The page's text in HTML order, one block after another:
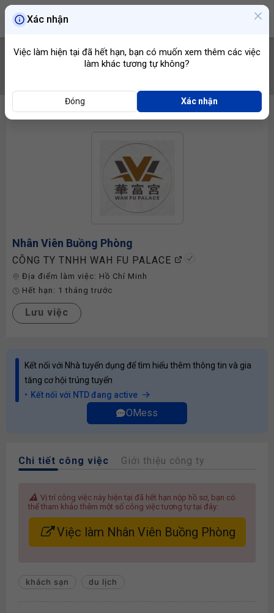
Nhân Viên Buồng Phòng
CÔNG TY TNHH WAH FU PALACE
Địa điểm làm việc: Hồ Chí Minh
Hết hạn: 1 tháng trước
Lưu việc
Kết nối với Nhà tuyển dụng để tìm hiểu thêm thông tin và gia
tăng cơ hội trúng tuyển
Kết nối với NTD đang active
OMess
Chi tiết công việc Giới thiệu công ty
Vị trí công việc này hiện tại đã hết hạn nộp hồ sơ, bạn có
thể tham khảo thêm một số công việc tương tự tại đây:
Việc làm Nhân Viên Buồng Phòng
khách sạn du lịch
Xác nhận
Việc làm hiện tại đã hết hạn, bạn có muốn xem thêm các việc
làm khác tương tự không?
Đóng Xác nhận